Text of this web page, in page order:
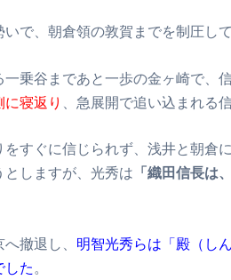
で、朝倉領の敦賀までを制圧して
一乗谷まであと一歩の金ヶ崎で、
寝返り
、急展開で追い込まれる
すぐに信じられず、浅井と朝倉
しますが、光秀は 「織田信長は
撤退し、 明智光秀らは「殿（し
した 。